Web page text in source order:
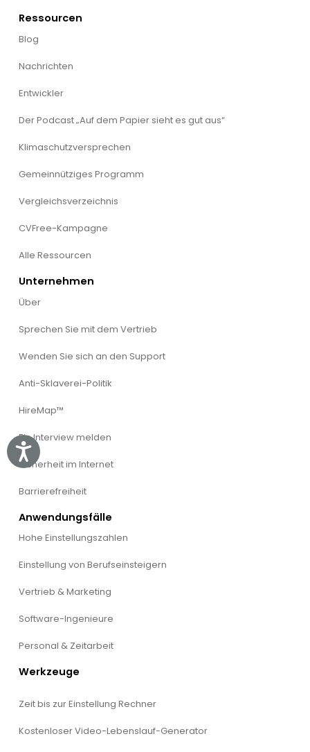
Accessibility
Ressourcen
Blog
Nachrichten
Entwickler
Der Podcast „Auf dem Papier sieht es gut aus“
Klimaschutzversprechen
Gemeinnütziges Programm
Vergleichsverzeichnis
CVFree-Kampagne
Alle Ressourcen
Unternehmen
Über
Sprechen Sie mit dem Vertrieb
Wenden Sie sich an den Support
Anti-Sklaverei-Politik
HireMap™
Ein Interview melden
Sicherheit im Internet
Barrierefreiheit
Anwendungsfälle
Hohe Einstellungszahlen
Einstellung von Berufseinsteigern
Vertrieb & Marketing
Software-Ingenieure
Personal & Zeitarbeit
Werkzeuge
Zeit bis zur Einstellung Rechner
Kostenloser Video-Lebenslauf-Generator